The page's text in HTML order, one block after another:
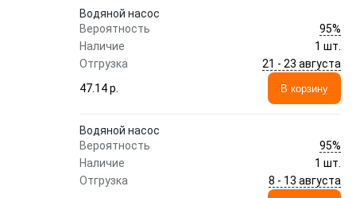
Водяной насос
Вероятность
95%
Наличие
1 шт.
Отгрузка
21 - 23 августа
47.14 p.
В корзину
Водяной насос
Вероятность
95%
Наличие
1 шт.
Отгрузка
8 - 13 августа